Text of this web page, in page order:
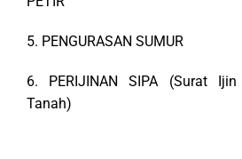
5. PENGURASAN SUMUR
6. PERIJINAN SIPA (Surat
Tanah)